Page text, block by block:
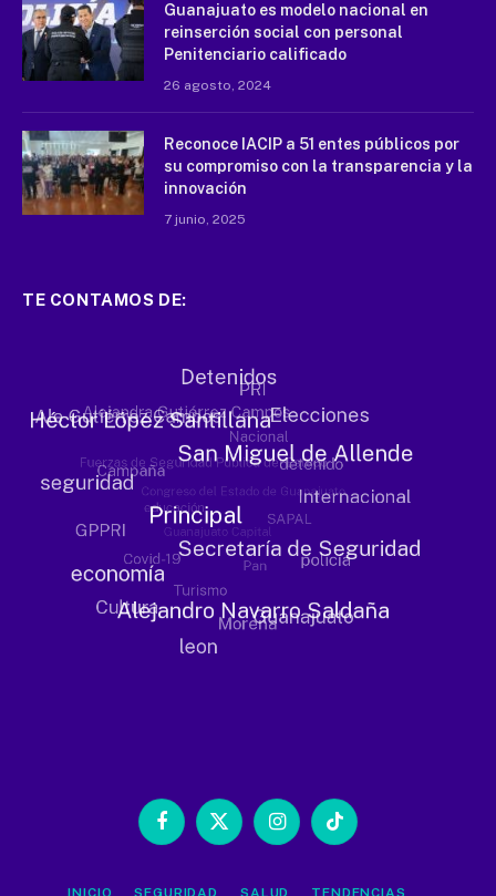
Guanajuato es modelo nacional en
reinserción social con personal
Penitenciario calificado
26 agosto, 2024
Reconoce IACIP a 51 entes públicos por
su compromiso con la transparencia y la
innovación
7 junio, 2025
TE CONTAMOS DE:
Facebook
X
InstagramTikTok
INICIO SEGURIDAD SALUD TENDENCIAS